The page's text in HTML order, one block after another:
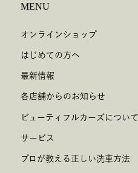
MENU
オンラインショップ
はじめての方へ
最新情報
各店舗からのお知らせ
ビューティフルカーズについて
サービス
プロが教える正しい洗車方法